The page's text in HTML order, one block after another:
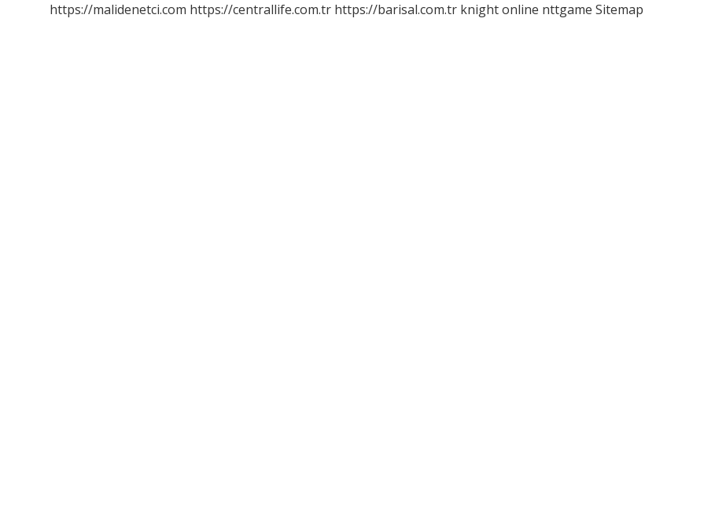
https://malidenetci.com https://centrallife.com.tr https://barisal.com.tr knight online nttgame Sitemap